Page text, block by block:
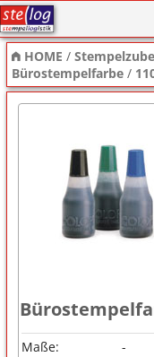
HOME
Stempel
Stempelzubehör
HOME /
Bürostempelfarbe /
Maße:
-